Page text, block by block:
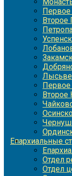
Первое
Второе
Первое
Второе
Епархиальные
Отдел
Отдел